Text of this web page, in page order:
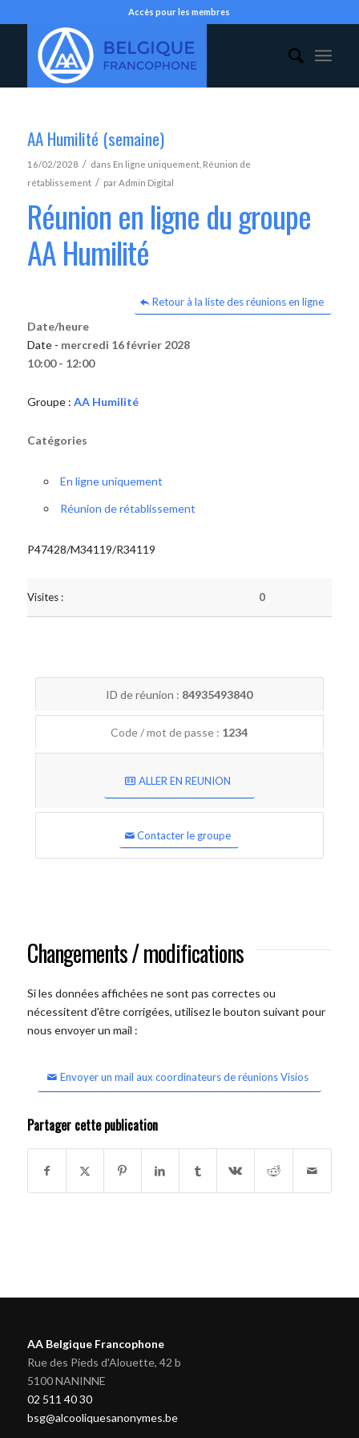
Accès pour les membres
AA Humilité (semaine)
16/02/2028 / dans En ligne uniquement, Réunion de
rétablissement / parAdmin Digital
Réunion en ligne du groupe
AA Humilité
Retour à la liste des réunions en ligne
Date/heure
Date - mercredi 16 février 2028
10:00 - 12:00
Groupe : AA Humilité
Catégories
En ligne uniquement
Réunion de rétablissement
P47428/M34119/R34119
Visites : 0
ID de réunion : 84935493840
Code / mot de passe : 1234
ALLER EN REUNION
Contacter le groupe
Changements / modifications
Si les données affichées ne sont pas correctes ou
nécessitent d'être corrigées, utilisez le bouton suivant pour
nous envoyer un mail :
Envoyer un mail aux coordinateurs de réunions Visios
Partager cette publication
AA Belgique Francophone
Rue des Pieds d'Alouette, 42 b
5100 NANINNE
02 511 40 30
bsg@alcooliquesanonymes.be